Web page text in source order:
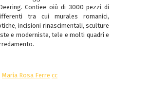
Contiee oiù di 3000 pezzi di
tra cui murales romanici,
incisioni rinascimentali, sculture
e moderniste, tele e molti quadri e
Maria Rosa Ferre cc